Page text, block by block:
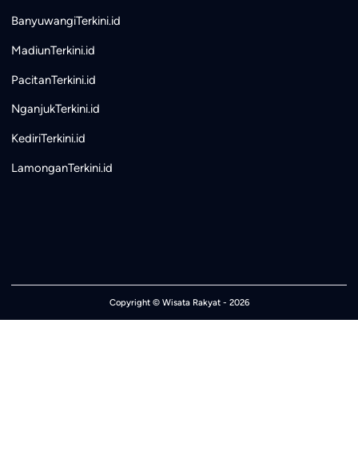
BanyuwangiTerkini.id
MadiunTerkini.id
PacitanTerkini.id
NganjukTerkini.id
KediriTerkini.id
LamonganTerkini.id
Copyright © Wisata Rakyat- 2026